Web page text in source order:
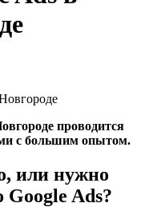
проводится
с большим опытом.
или нужно
Google Ads?